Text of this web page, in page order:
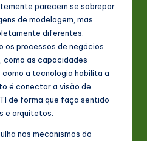
parecem se sobrepor
de modelagem, mas
diferentes.
os processos de negócios
como as capacidades
a tecnologia habilita a
é conectar a visão de
de forma que faça sentido
e arquitetos.
nos mecanismos do